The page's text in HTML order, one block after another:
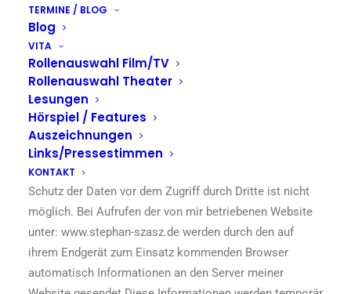
TERMINE / BLOG
Blog
VITA
Rollenauswahl Film/TV
Rollenauswahl Theater
Lesungen
Hörspiel / Features
Auszeichnungen
Links/Pressestimmen
KONTAKT
unseren Seiten personenbezogene Daten
(beispielsweise Name, Anschrift oder E-Mail-Adressen)
erhoben werden, erfolgt dies, soweit möglich, stets auf
freiwilliger Basis. Diese Daten werden ohne Ihre
ausdrückliche Zustimmung nicht an Dritte
weitergegeben.
Wir weisen darauf hin, dass die Datenübertragung im
Internet (z.B. bei der Kommunikation per E-Mail)
Sicherheitslücken aufweisen kann. Ein lückenloser
Schutz der Daten vor dem Zugriff durch Dritte ist nicht
möglich. Bei Aufrufen der von mir betriebenen Website
unter: www.stephan-szasz.de werden durch den auf
ihrem Endgerät zum Einsatz kommenden Browser
automatisch Informationen an den Server meiner